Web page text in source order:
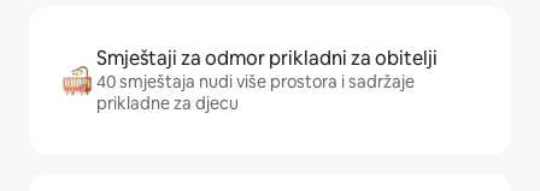
Smještaji za odmor prikladni za obitelji
40 smještaja nudi više prostora i sadržaje
prikladne za djecu